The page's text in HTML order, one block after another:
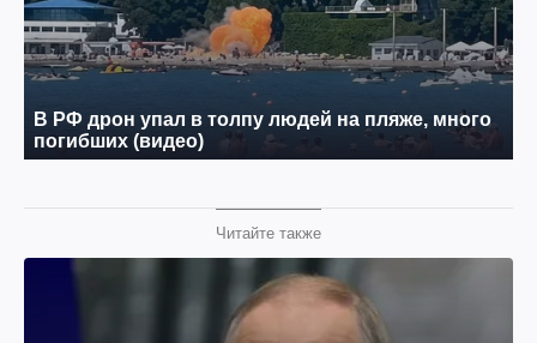
Читайте также